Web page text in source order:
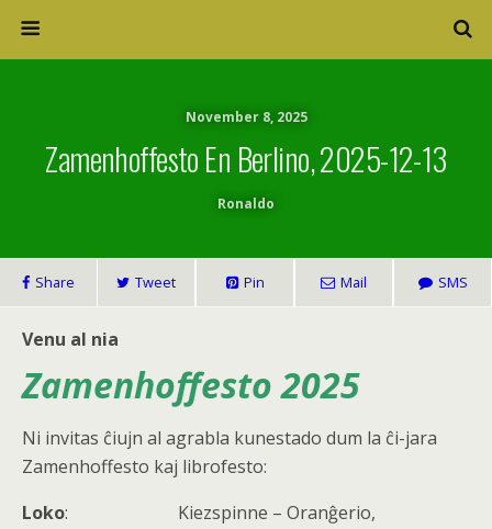
November 8, 2025
Zamenhoffesto En Berlino, 2025-12-13
Ronaldo
Share Tweet Pin Mail SMS
Venu al nia
Zamenhoffesto 2025
Ni invitas ĉiujn al agrabla kunestado dum la ĉi-jara
Zamenhoffesto kaj librofesto:
Loko: Kiezspinne – Oranĝerio,